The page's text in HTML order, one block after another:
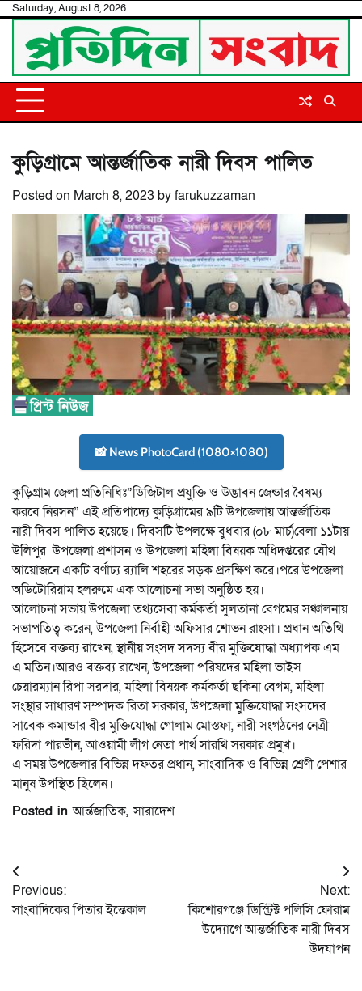
Skip
content
Saturday, August 8, 2026
কুড়িগ্রামে আন্তর্জাতিক নারী দিবস পালিত
Posted on March 8, 2023 byfarukuzzaman
📸 News PhotoCard (1080×1080)
কুড়িগ্রাম জেলা প্রতিনিধিঃ”ডিজিটাল প্রযুক্তি ও উদ্ভাবন জেন্ডার বৈষম্য
করবে নিরসন” এই প্রতিপাদ্যে কুড়িগ্রামের ৯টি উপজেলায় আন্তর্জাতিক
নারী দিবস পালিত হয়েছে। দিবসটি উপলক্ষে বুধবার (০৮ মার্চ)বেলা ১১টায়
উলিপুর উপজেলা প্রশাসন ও উপজেলা মহিলা বিষয়ক অধিদপ্তরের যৌথ
আয়োজনে একটি বর্ণাঢ্য র‍্যালি শহরের সড়ক প্রদক্ষিণ করে।পরে উপজেলা
অডিটোরিয়াম হলরুমে এক আলোচনা সভা অনুষ্ঠিত হয়।
আলোচনা সভায় উপজেলা তথ্যসেবা কর্মকর্তা সুলতানা বেগমের সঞ্চালনায়
সভাপতিত্ব করেন, উপজেলা নির্বাহী অফিসার শোভন রাংসা। প্রধান অতিথি
হিসেবে বক্তব্য রাখেন, স্থানীয় সংসদ সদস্য বীর মুক্তিযোদ্ধা অধ্যাপক এম
এ মতিন।আরও বক্তব্য রাখেন, উপজেলা পরিষদের মহিলা ভাইস
চেয়ারম্যান রিপা সরদার, মহিলা বিষয়ক কর্মকর্তা ছকিনা বেগম, মহিলা
সংস্থার সাধারণ সম্পাদক রিতা সরকার, উপজেলা মুক্তিযোদ্ধা সংসদের
সাবেক কমান্ডার বীর মুক্তিযোদ্ধা গোলাম মোস্তফা, নারী সংগঠনের নেত্রী
ফরিদা পারভীন, আওয়ামী লীগ নেতা পার্থ সারথি সরকার প্রমুখ।
এ সময় উপজেলার বিভিন্ন দফতর প্রধান, সাংবাদিক ও বিভিন্ন শ্রেণী পেশার
মানুষ উপস্থিত ছিলেন।
Posted inআর্ন্তজাতিক,সারাদেশ
Post
navigation
Previous:
সাংবাদিকের পিতার ইন্তেকাল
Next:
কিশোরগঞ্জে ডিস্ট্রিক্ট পলিসি ফোরাম
উদ্যোগে আন্তর্জাতিক নারী দিবস
উদযাপন